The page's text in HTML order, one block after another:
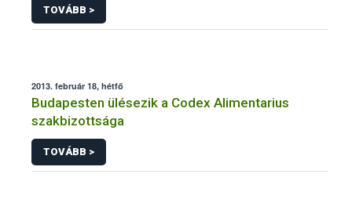
TOVÁBB >
2013. február 18, hétfő
Budapesten ülésezik a Codex Alimentarius
szakbizottsága
TOVÁBB >